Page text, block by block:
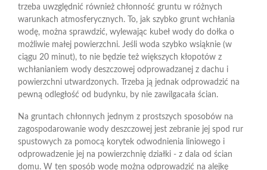
trzeba uwzględnić również chłonność gruntu w różnych
warunkach atmosferycznych. To, jak szybko grunt wchłania
wodę, można sprawdzić, wylewając kubeł wody do dołka o
możliwie małej powierzchni. Jeśli woda szybko wsiąknie (w
ciągu 20 minut), to nie będzie też większych kłopotów z
wchłanianiem wody deszczowej odprowadzanej z dachu i
powierzchni utwardzonych. Trzeba ją jednak odprowadzić na
pewną odległość od budynku, by nie zawilgacała ścian.
Na gruntach chłonnych jednym z prostszych sposobów na
zagospodarowanie wody deszczowej jest zebranie jej spod rur
spustowych za pomocą korytek odwodnienia liniowego i
odprowadzenie jej na powierzchnię działki - z dala od ścian
domu. W ten sposób wodę można odprowadzić na alejkę